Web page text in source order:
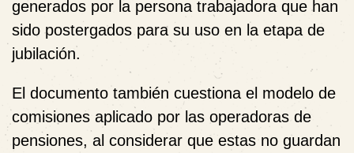
generados por la persona trabajadora que han
sido postergados para su uso en la etapa de
jubilación.
El documento también cuestiona el modelo de
comisiones aplicado por las operadoras de
pensiones, al considerar que estas no guardan